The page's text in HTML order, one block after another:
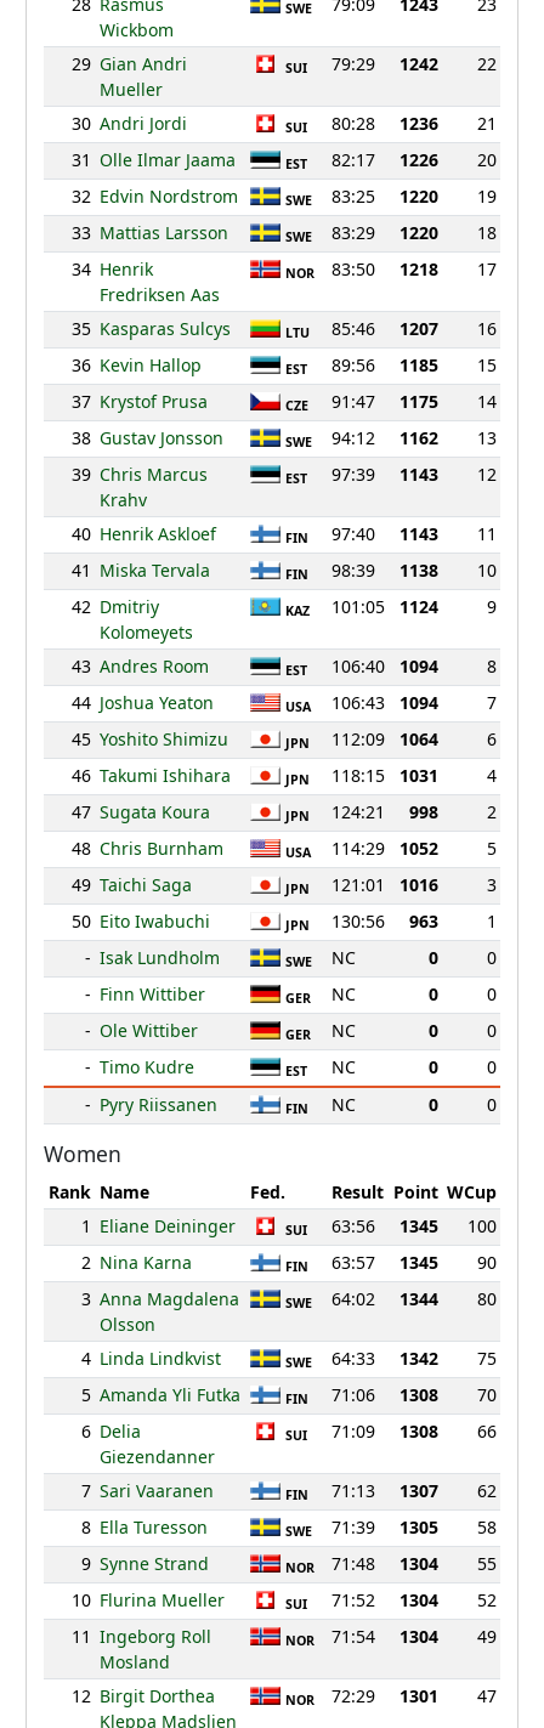
Wickbom
SWE
29 Gian Andri
Mueller
SUI 79:29 1242 22
30 Andri Jordi SUI 80:28 1236
21
31 Olle Ilmar Jaama EST 82:17 1226
20
32 Edvin Nordstrom SWE 83:25 1220
19
33 Mattias Larsson SWE 83:29 1220
18
34 Henrik
Fredriksen Aas
NOR 83:50 1218 17
35 Kasparas Sulcys LTU 85:46 1207
16
36 Kevin Hallop EST 89:56 1185
15
37 Krystof Prusa CZE 91:47 1175
14
38 Gustav Jonsson SWE 94:12 1162
13
39 Chris Marcus
Krahv
EST 97:39 1143 12
40 Henrik Askloef FIN 97:40 1143
11
41 Miska Tervala FIN 98:39 1138
10
42 Dmitriy
Kolomeyets
KAZ 101:05 1124 9
43 Andres Room EST 106:40 1094
8
44 Joshua Yeaton USA 106:43 1094
7
45 Yoshito Shimizu JPN 112:09 1064
6
46 Takumi Ishihara JPN 118:15 1031
4
47 Sugata Koura JPN 124:21 998
2
48 Chris Burnham USA 114:29 1052
5
49 Taichi Saga JPN 121:01 1016
3
50 Eito Iwabuchi JPN 130:56 963
1
- Isak Lundholm SWE NC 0
0
- Finn Wittiber GER NC 0
0
- Ole Wittiber GER NC 0
0
- Timo Kudre EST NC 0
0
- Pyry Riissanen FIN NC 0 0
Women
Rank Name Fed. Result Point WCup
1 Eliane Deininger SUI 63:56 1345
100
2 Nina Karna FIN 63:57 1345
90
3 Anna Magdalena
Olsson
SWE 64:02 1344 80
4 Linda Lindkvist SWE 64:33 1342
75
5 Amanda Yli Futka FIN 71:06 1308
70
6 Delia
Giezendanner
SUI 71:09 1308 66
7 Sari Vaaranen FIN 71:13 1307
62
8 Ella Turesson SWE 71:39 1305
58
9 Synne Strand NOR 71:48 1304
55
10 Flurina Mueller SUI 71:52 1304
52
11 Ingeborg Roll
Mosland
NOR 71:54 1304 49
12 Birgit Dorthea
Kleppa Madslien
NOR 72:29 1301 47